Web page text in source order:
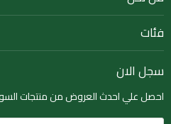
فئات
سجل الان
احصل علي احدث العروض من منتجات